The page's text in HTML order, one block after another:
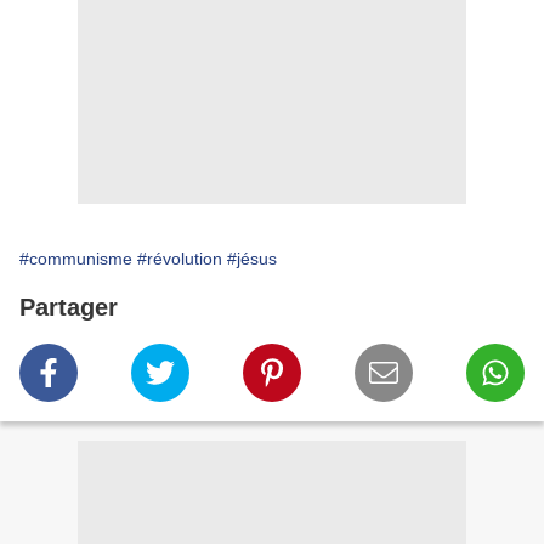
#communisme #révolution #jésus
Partager